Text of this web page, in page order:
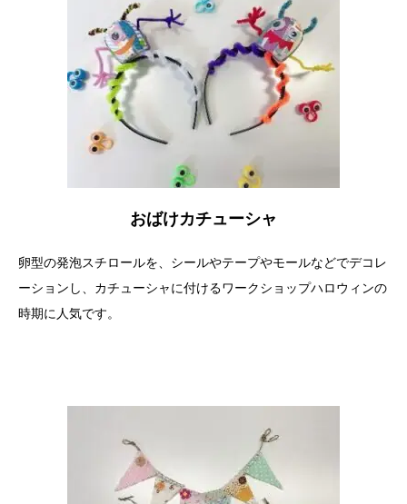
おばけカチューシャ
卵型の発泡スチロールを、シールやテープやモールなどでデコレ
ーションし、カチューシャに付けるワークショップハロウィンの
時期に人気です。